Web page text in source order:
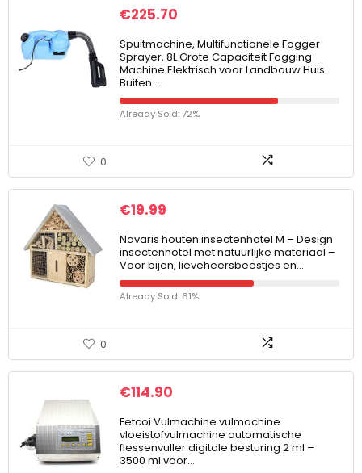
€225.70
Spuitmachine, Multifunctionele Fogger
Sprayer, 8L Grote Capaciteit Fogging
Machine Elektrisch voor Landbouw Huis
Buiten…
Already Sold: 72%
0
€19.99
Navaris houten insectenhotel M – Design
insectenhotel met natuurlijke materiaal –
Voor bijen, lieveheersbeestjes en…
Already Sold: 61%
0
€114.90
Fetcoi Vulmachine vulmachine
vloeistofvulmachine automatische
flessenvuller digitale besturing 2 ml –
3500 ml voor…